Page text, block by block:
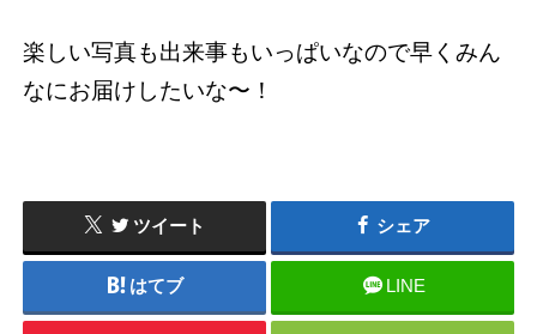
楽しい写真も出来事もいっぱいなので早くみん
なにお届けしたいな〜！
ツイート シェア
はてブ LINE